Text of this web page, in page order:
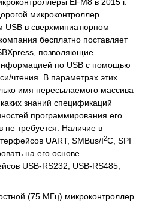
микроконтроллер
USB в сверхминиатюрном
бесплатно поставляет
позволяющие
по USB с помощью
чтения. В параметрах этих
имя пересылаемого массива
знаний спецификаций
программирования его
не требуется. Наличие в
UART, SMBus/I2C, SPI
на его основе
USB-RS232, USB-RS485,
(75 МГц) микроконтроллер